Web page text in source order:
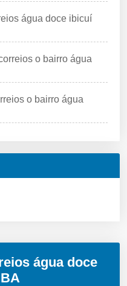
água doce ibicuí
o bairro água
o bairro água
água doce